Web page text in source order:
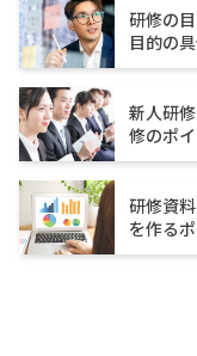
研修の
目的の
新人研
修のポ
研修資
を作る